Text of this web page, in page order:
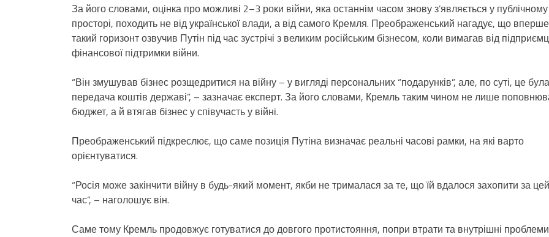
За його словами, оцінка про можливі 2–3 роки війни, яка останнім часом знову з’являється у публічному
просторі, походить не від української влади, а від самого Кремля. Преображенський нагадує, що вперше
такий горизонт озвучив Путін під час зустрічі з великим російським бізнесом, коли вимагав від
фінансової підтримки війни.
“Він змушував бізнес розщедритися на війну – у вигляді персональних “подарунків”, але, по суті, це була
передача коштів державі”, – зазначає експерт. За його словами, Кремль таким чином не лише
бюджет, а й втягав бізнес у співучасть у війні.
Преображенський підкреслює, що саме позиція Путіна визначає реальні часові рамки, на які варто
орієнтуватися.
“Росія може закінчити війну в будь-який момент, якби не трималася за те, що їй вдалося захопити за цей
час”, – наголошує він.
Саме тому Кремль продовжує готуватися до довгого протистояння, попри втрати та внутрішні